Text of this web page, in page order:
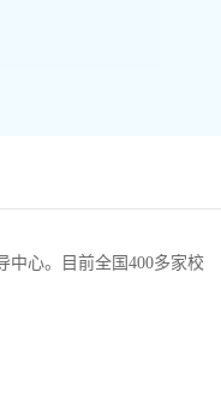
中心。目前全国400多家校